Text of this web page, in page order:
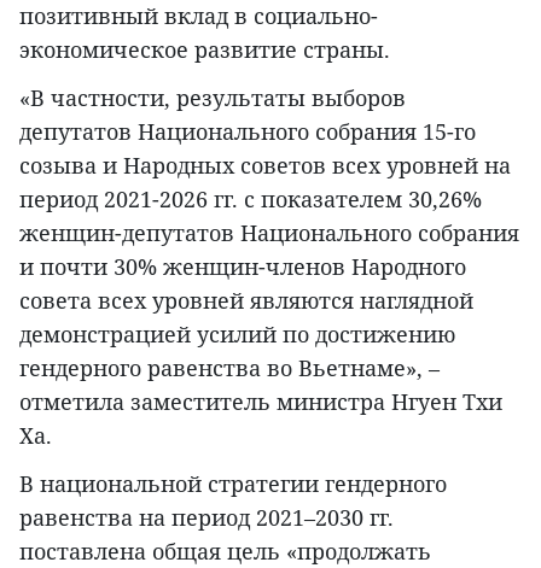
позитивный вклад в социально-
экономическое развитие страны.
«В частности, результаты выборов
депутатов Национального собрания 15-го
созыва и Народных советов всех уровней на
период 2021-2026 гг. с показателем 30,26%
женщин-депутатов Национального собрания
и почти 30% женщин-членов Народного
совета всех уровней являются наглядной
демонстрацией усилий по достижению
гендерного равенства во Вьетнаме», –
отметила заместитель министра Нгуен Тхи
Ха.
В национальной стратегии гендерного
равенства на период 2021–2030 гг.
поставлена общая цель «продолжать